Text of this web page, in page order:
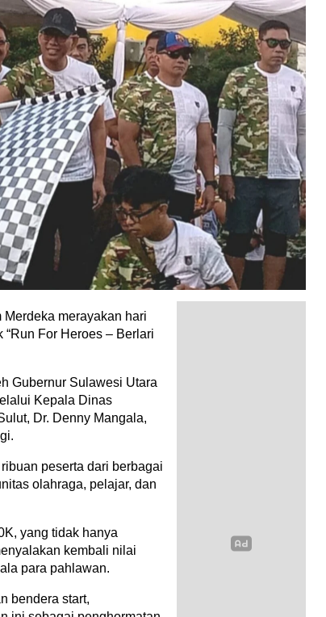
merayakan hari
For Heroes – Berlari
Gubernur Sulawesi Utara
Kepala Dinas
Dr. Denny Mangala,
peserta dari berbagai
olahraga, pelajar, dan
yang tidak hanya
kembali nilai
para pahlawan.
bendera start,